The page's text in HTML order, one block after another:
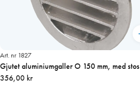
Art. nr 1827
Gjutet aluminiumgaller O 150 mm, med stos
356,00 kr